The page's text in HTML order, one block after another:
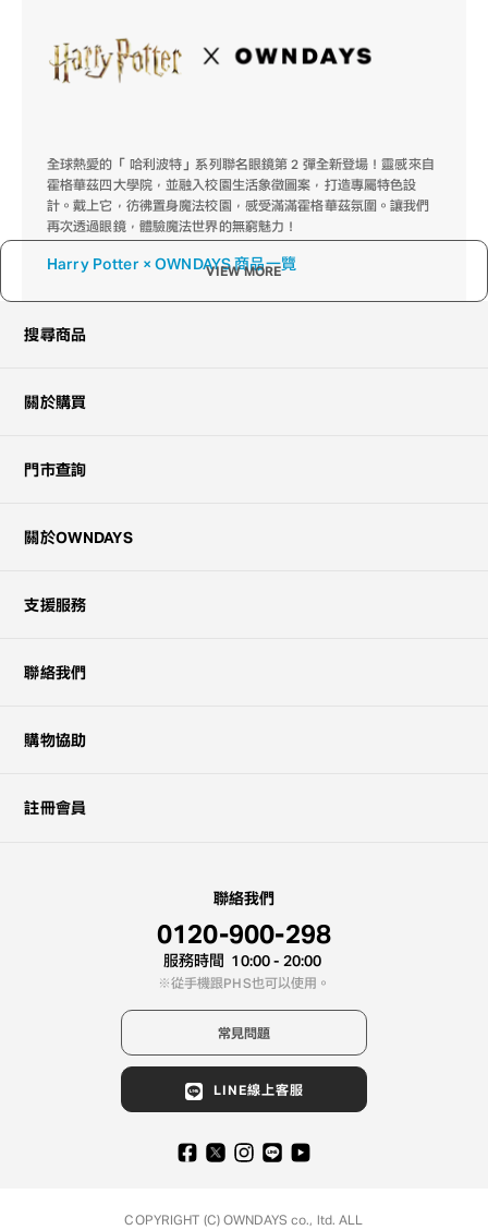
全球熱愛的「 哈利波特」系列聯名眼鏡第 2 彈全新登場！靈感來自
霍格華茲四大學院，並融入校園生活象徵圖案，打造專屬特色設
計。戴上它，彷彿置身魔法校園，感受滿滿霍格華茲氛圍。讓我們
再次透過眼鏡，體驗魔法世界的無窮魅力！
Harry Potter × OWNDAYS 商品一覽
VIEW MORE
搜尋商品
關於購買
門市查詢
關於OWNDAYS
支援服務
聯絡我們
購物協助
註冊會員
聯絡我們
0120-900-298
服務時間 10:00 - 20:00
從手機跟PHS也可以使用。
常見問題
LINE線上客服
COPYRIGHT (C) OWNDAYS co., ltd. ALL